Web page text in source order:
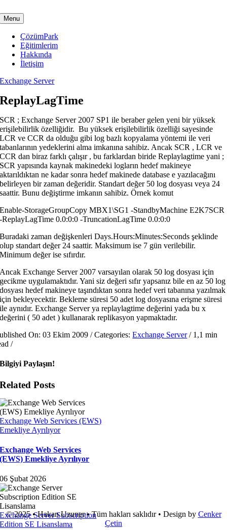
to
content
Menu
ÇözümPark
Eğitimlerim
Hakkında
İletişim
Exchange Server
ReplayLagTime
SCR ; Exchange Server 2007 SP1 ile beraber gelen yeni bir yüksek
erişilebilirlik özelliğidir. Bu yüksek erişilebilirlik özelliği sayesinde
LCR ve CCR da olduğu gibi log bazlı kopyalama yöntemi ile veri
tabanlarının yedeklerini alma imkanına sahibiz. Ancak SCR , LCR ve
CCR dan biraz farklı çalışır , bu farklardan biride Replaylagtime yani ;
SCR yapısında kaynak makinedeki logların hedef makineye
aktarıldıktan ne kadar sonra hedef makinede database e yazılacağını
belirleyen bir zaman değeridir. Standart değer 50 log dosyası veya 24
saattir. Bunu değiştirme imkanın sahibiz. Örnek komut
Enable-StorageGroupCopy MBX1\SG1 -StandbyMachine E2K7SCR
-ReplayLagTime 0.0:0:0 -TruncationLagTime 0.0:0:0
Buradaki zaman değişkenleri Days.Hours:Minutes:Seconds şeklinde
olup standart değer 24 saattir. Maksimum ise 7 gün verilebilir.
Minimum değer ise sıfırdır.
Ancak Exchange Server 2007 varsayılan olarak 50 log dosyası için
gecikme uygulamaktıdır. Yani siz değeri sıfır yapsanız bile en az 50 log
dosyası hedef makineye taşındıktan sonra hedef veri tabanına yazılmak
için bekleyecektir. Bekleme süresi 50 adet log dosyasına erişme süresi
ile aynıdır. Exchange Server ya replaylagtime değerini yada bu x
değerini ( 50 adet ) kullanarak replikasyon yapmaktadır.
On: 03 Ekim 2009 /Categories:Exchange Server/ 1,1 min
/
Bilgiyi Paylaşın!
Related Posts
Exchange Web Services (EWS)
Emekliye Ayrılıyor
Exchange Web Services
(EWS) Emekliye Ayrılıyor
06 Şubat 2026
Exchange Server Subscription
Edition SE Lisanslama
© 2025 • Hakan Uzuner • Tüm hakları saklıdır • Design by Cenker
Çetin